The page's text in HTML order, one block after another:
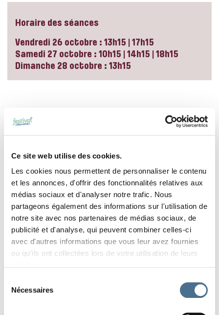
Ce site web utilise des cookies.
Les cookies nous permettent de personnaliser le contenu
et les annonces, d'offrir des fonctionnalités relatives aux
médias sociaux et d'analyser notre trafic. Nous
partageons également des informations sur l'utilisation de
notre site avec nos partenaires de médias sociaux, de
publicité et d'analyse, qui peuvent combiner celles-ci
avec d'autres informations que vous leur avez fournies
ou qu'ils ont collectées lors de votre utilisation de leurs
Nécessaires
Horaire des séances
Vendredi 26 octobre : 13h15 | 17h15
Samedi 27 octobre : 10h15 | 14h15 | 18h15
Dimanche 28 octobre : 13h15
Âge légal 0, âge suggéré 6 ans (OCCF – Organe
Cantonal de Contrôle des Films du Canton de